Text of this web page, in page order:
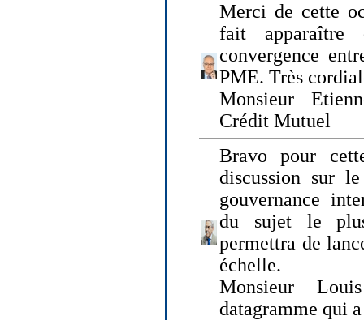
Merci de cette
fait apparaître
convergence
PME. Très
Monsieur
Crédit Mutuel
Bravo pour
discussion sur
gouvernance
du sujet le
permettra de
échelle.
Monsieur
datagramme qui